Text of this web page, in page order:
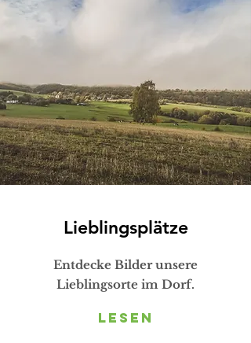
Lieblingsplätze
Entdecke Bilder unsere
Lieblingsorte im Dorf.
lesen